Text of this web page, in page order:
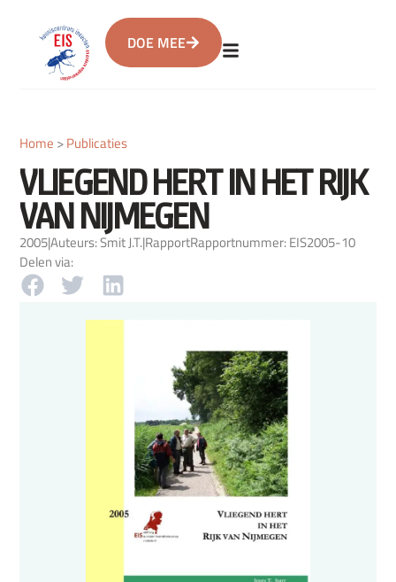
DOE MEE
Home >Publicaties
VLIEGEND HERT IN HET RIJK
VAN NIJMEGEN
2005|Auteurs: Smit J.T.|RapportRapportnummer: EIS2005-10
Delen via: